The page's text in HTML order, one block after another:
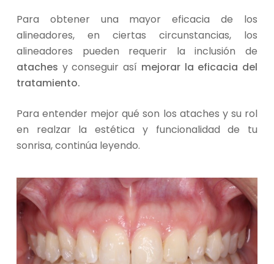
Para obtener una mayor eficacia de los
alineadores, en ciertas circunstancias, los
alineadores pueden requerir la inclusión de
ataches y conseguir así mejorar la eficacia del
tratamiento.
Para entender mejor qué son los ataches y su rol
en realzar la estética y funcionalidad de tu
sonrisa, continúa leyendo.